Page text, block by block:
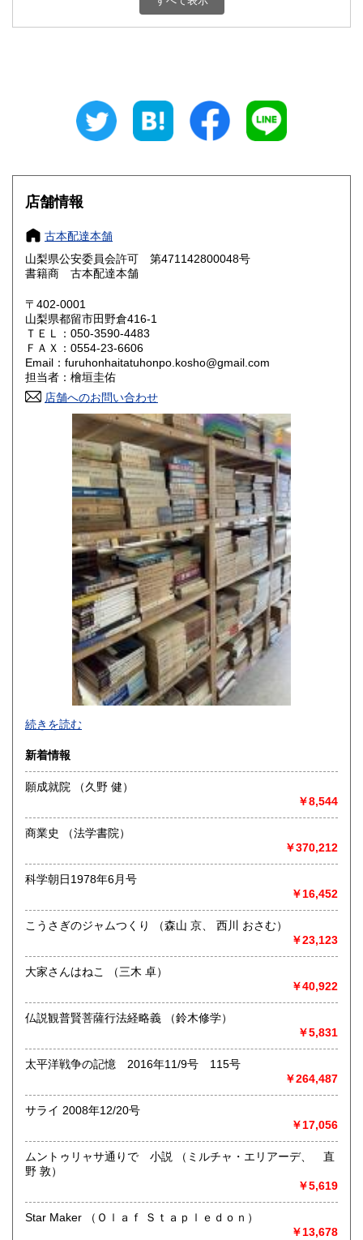
800円 三重県
大阪府
奈良県
鳥取県 800円 島根県
岡山県
山口県 800円
香川県 800円 愛媛県
高知県 800円
800円 長崎県
800円 大分県
800円 鹿児島県
1,500円
店舗情報
古本配達本舗
山梨県公安委員会許可 第471142800048号
書籍商 古本配達本舗
〒402-0001
山梨県都留市田野倉416-1
ＴＥＬ：050-3590-4483
ＦＡＸ：0554-23-6606
Email：furuhonhaitatuhonpo.kosho@gmail.com
担当者：檜垣圭佑
店舗へのお問い合わせ
-
沿線名：-
最寄駅：-
営業時間：-
定休日：-
書籍の買取について
取り扱い分野
総記、哲学宗教、歴史、社会科学、自然科学、美術工芸、国
語国文、外国文学、古典籍、近代文献、趣味、外国書、サブ
カルチャー、古書一般（その他）
続きを読む
新着情報
願成就院 （久野 健）
￥8,544
商業史 （法学書院）
￥370,212
科学朝日1978年6月号
￥16,452
こうさぎのジャムつくり （森山 京、 西川 おさむ）
￥23,123
大家さんはねこ （三木 卓）
￥40,922
仏説観普賢菩薩行法経略義 （鈴木修学）
￥5,831
太平洋戦争の記憶 2016年11/9号 115号
￥264,487
サライ 2008年12/20号
￥17,056
ムントゥリャサ通りで 小説 （ミルチャ・エリアーデ、 直
野 敦）
￥5,619
Star Maker （Ｏｌａｆ Ｓｔａｐｌｅｄｏｎ）
￥13,678